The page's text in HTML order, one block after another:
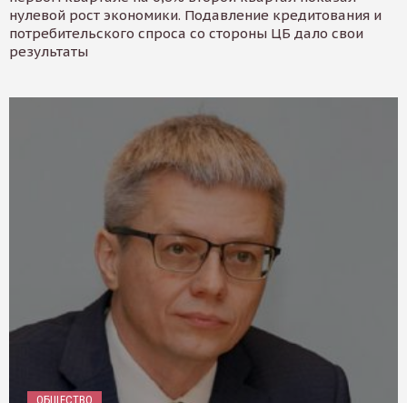
нулевой рост экономики. Подавление кредитования и
потребительского спроса со стороны ЦБ дало свои
результаты
ОБЩЕСТВО